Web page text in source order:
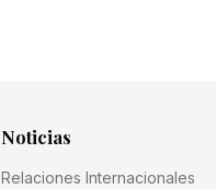
Noticias
Relaciones Internacionales